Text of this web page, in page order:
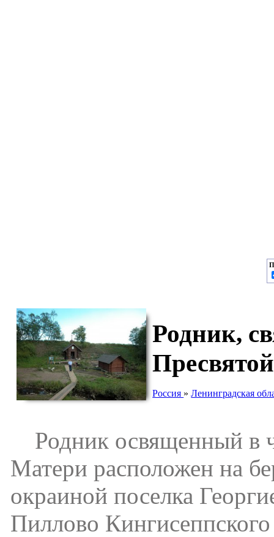
Родник,
Россия »Ленинградская
Родник освященный в
Матери расположен на
окраиной поселка
Пиллово